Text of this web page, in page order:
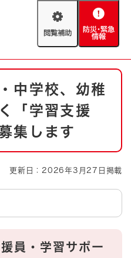
閲
助
防
緊
情
報
救急・消防
AED設置箇所
中学校、幼稚
「学習支援
集します
更新日：2026年3月27日掲載
員・学習サポー